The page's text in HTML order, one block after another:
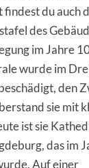
du auch
des
im Jahre
wurde im
den
sie mit
ist sie
das im
Auf einer